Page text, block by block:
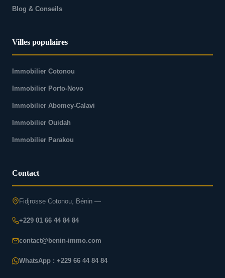
Blog & Conseils
Villes populaires
Immobilier Cotonou
Immobilier Porto-Novo
Immobilier Abomey-Calavi
Immobilier Ouidah
Immobilier Parakou
Contact
Fidjrosse Cotonou, Bénin —
+229 01 66 44 84 84
contact@benin-immo.com
WhatsApp : +229 66 44 84 84